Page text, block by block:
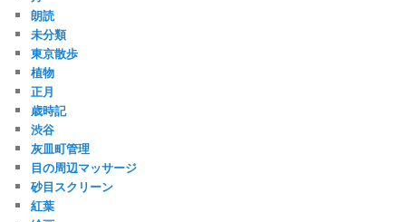
朗読
未分類
東京散歩
植物
正月
歳時記
渋谷
灰皿町管理
目の周辺マッサージ
砂目スクリーン
紅葉